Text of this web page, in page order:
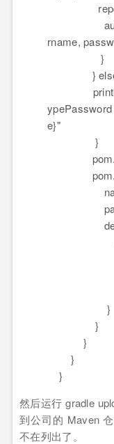
rname,
}
} else
println
e}"
}
name
id
}
}
}
}
}
然后运行 gradle
到公司的 Maven
不在列出了。